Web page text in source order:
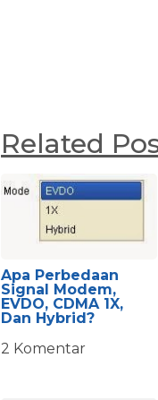
Related
Apa Perbedaan
Signal Modem,
EVDO, CDMA 1X,
Dan Hybrid?
2 Komentar